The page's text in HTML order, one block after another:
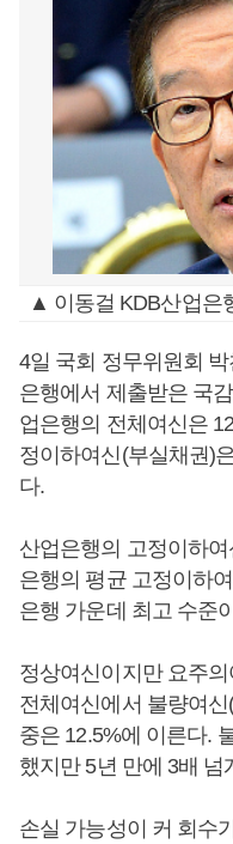
▲ 이동걸 KDB산업은
4일 국회 정무위원회
은행에서 제출받은 국
업은행의 전체여신은
정이하여신(부실채권)
다.
산업은행의 고정이하
은행의 평균 고정이하
은행 가운데 최고 수준
정상여신이지만 요주
전체여신에서 불량여신
중은 12.5%에 이른다.
했지만 5년 만에 3배 넘
손실 가능성이 커 회수